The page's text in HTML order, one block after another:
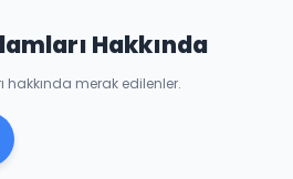
Hakkında
merak edilenler.